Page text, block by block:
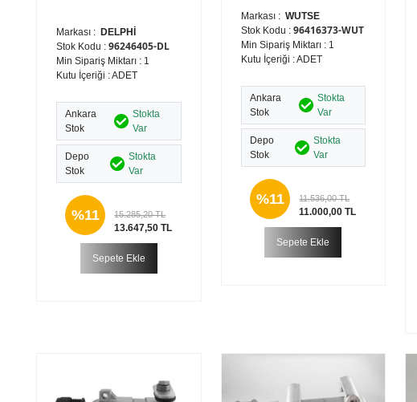
Markası : DELPHİ
Stok Kodu : 96246405-DL
Min Sipariş Miktarı : 1
Kutu İçeriği : ADET
Ankara
Stok
Stokta
Var
Depo
Stok
Stokta
Var
%11 15.285,20 TL
13.647,50 TL
Sepete Ekle
Markası : WUTSE
Stok Kodu : 96416373-WUT
Min Sipariş Miktarı : 1
Kutu İçeriği : ADET
Ankara
Stok
Stokta
Var
Depo
Stok
Stokta
Var
%11 11.536,00 TL
11.000,00 TL
Sepete Ekle